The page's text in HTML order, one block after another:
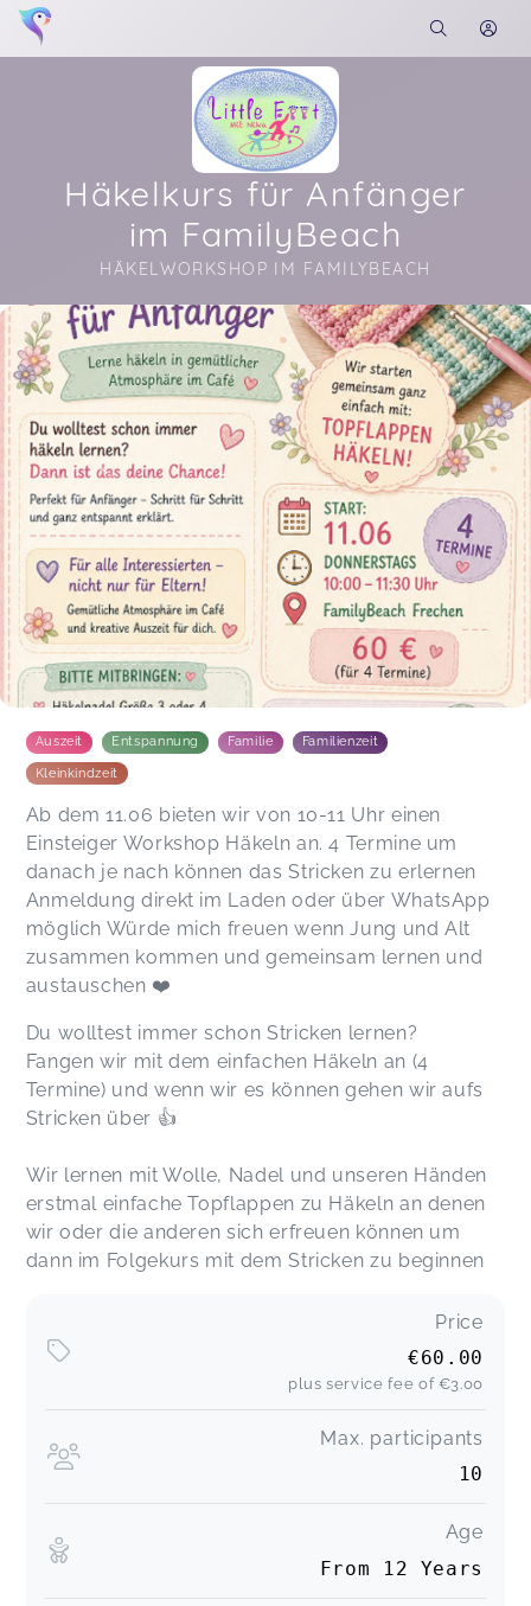
Häkelkurs für Anfänger
im FamilyBeach
HÄKELWORKSHOP IM FAMILYBEACH
Soon you will learn more about me here...
Auszeit Entspannung Familie Familienzeit
Kleinkindzeit
Ab dem 11.06 bieten wir von 10-11 Uhr einen
Einsteiger Workshop Häkeln an. 4 Termine um
danach je nach können das Stricken zu erlernen
Anmeldung direkt im Laden oder über WhatsApp
möglich Würde mich freuen wenn Jung und Alt
zusammen kommen und gemeinsam lernen und
austauschen ❤️
Du wolltest immer schon Stricken lernen?
Fangen wir mit dem einfachen Häkeln an (4
Termine) und wenn wir es können gehen wir aufs
Stricken über 👍
Wir lernen mit Wolle, Nadel und unseren Händen
erstmal einfache Topflappen zu Häkeln an denen
wir oder die anderen sich erfreuen können um
dann im Folgekurs mit dem Stricken zu beginnen
Price
€60.00
plus service fee of €3.00
Max. participants
10
Age
From 12 Years